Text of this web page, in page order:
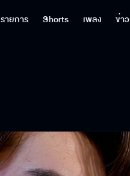
รายการ Shorts เพลง ข่าว